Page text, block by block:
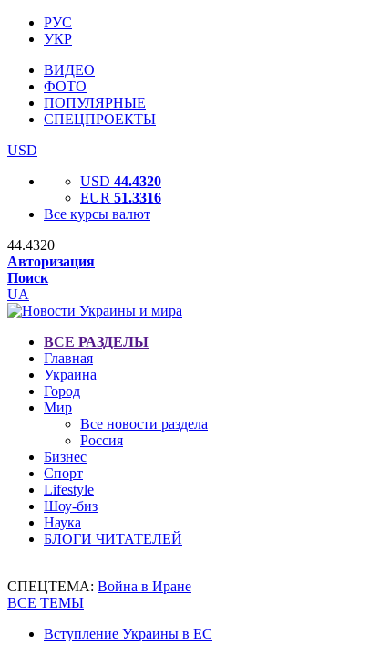
РУС
УКР
ВИДЕО
ФОТО
ПОПУЛЯРНЫЕ
СПЕЦПРОЕКТЫ
USD
USD 44.4320
EUR 51.3316
Все курсы валют
44.4320
Авторизация
Поиск
UA
ВСЕ РАЗДЕЛЫ
Главная
Украина
Город
Мир
Все новости раздела
Россия
Бизнес
Спорт
Lifestyle
Шоу-биз
Наука
БЛОГИ ЧИТАТЕЛЕЙ
СПЕЦТЕМА: Война в Иране
ВСЕ ТЕМЫ
Вступление Украины в ЕС